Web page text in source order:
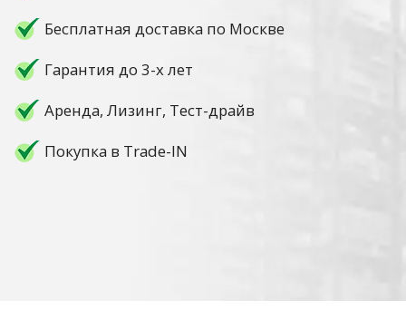
Бесплатная доставка по Москве
Гарантия до 3-х лет
Аренда, Лизинг, Тест-драйв
Покупка в Trade-IN